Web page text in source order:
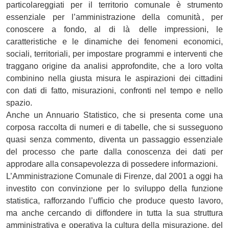
particolareggiati per il territorio comunale è strumento
essenziale per l’amministrazione della comunità , per
conoscere a fondo, al di là delle impressioni, le
caratteristiche e le dinamiche dei fenomeni economici,
sociali, territoriali, per impostare programmi e interventi che
traggano origine da analisi approfondite, che a loro volta
combinino nella giusta misura le aspirazioni dei cittadini
con dati di fatto, misurazioni, confronti nel tempo e nello
spazio.
Anche un Annuario Statistico, che si presenta come una
corposa raccolta di numeri e di tabelle, che si susseguono
quasi senza commento, diventa un passaggio essenziale
del processo che parte dalla conoscenza dei dati per
approdare alla consapevolezza di possedere informazioni.
L’Amministrazione Comunale di Firenze, dal 2001 a oggi ha
investito con convinzione per lo sviluppo della funzione
statistica, rafforzando l’ufficio che produce questo lavoro,
ma anche cercando di diffondere in tutta la sua struttura
amministrativa e operativa la cultura della misurazione, del